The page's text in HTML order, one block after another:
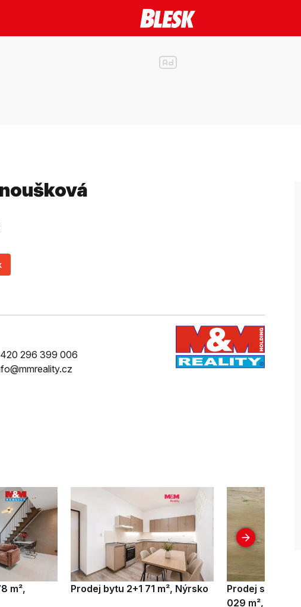
296 399 006
m²,
Prodej bytu 2+1 71 m², Nýrsko
Prodej
029 m², Klatovy